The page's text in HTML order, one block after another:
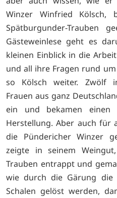
Winzer Winfried
Spätburgunder-Trauben
Gästeweinlese geht es
kleinen Einblick in die
und all ihre Fragen rund
so Kölsch weiter. Zwölf
Frauen aus ganz
ein und bekamen einen
Herstellung. Aber auch für
die Pündericher Winzer
zeigte in seinem
Trauben entrappt und
wie durch die Gärung die
Schalen gelöst werden,